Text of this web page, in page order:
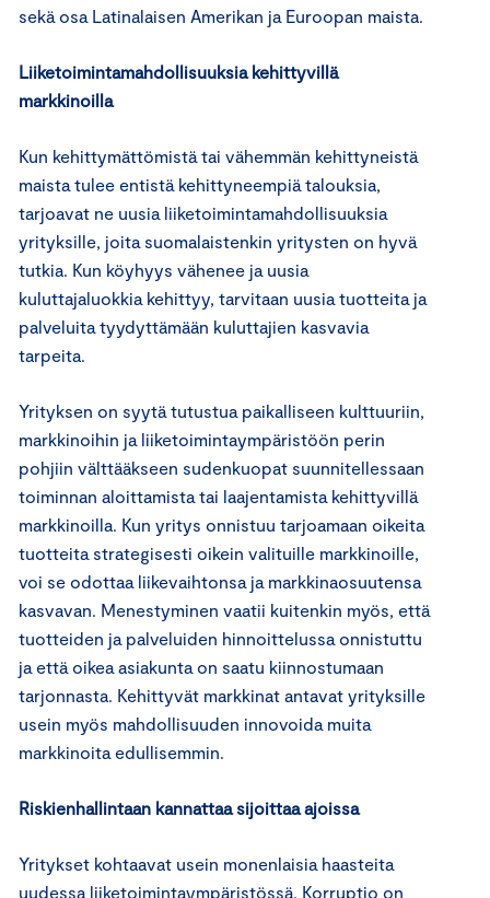
sekä osa Latinalaisen Amerikan ja Euroopan maista.
Liiketoimintamahdollisuuksia kehittyvillä
markkinoilla
Kun kehittymättömistä tai vähemmän kehittyneistä
maista tulee entistä kehittyneempiä talouksia,
tarjoavat ne uusia liiketoimintamahdollisuuksia
yrityksille, joita suomalaistenkin yritysten on hyvä
tutkia. Kun köyhyys vähenee ja uusia
kuluttajaluokkia kehittyy, tarvitaan uusia tuotteita ja
palveluita tyydyttämään kuluttajien kasvavia
tarpeita.
Yrityksen on syytä tutustua paikalliseen kulttuuriin,
markkinoihin ja liiketoimintaympäristöön perin
pohjiin välttääkseen sudenkuopat suunnitellessaan
toiminnan aloittamista tai laajentamista kehittyvillä
markkinoilla. Kun yritys onnistuu tarjoamaan oikeita
tuotteita strategisesti oikein valituille markkinoille,
voi se odottaa liikevaihtonsa ja markkinaosuutensa
kasvavan. Menestyminen vaatii kuitenkin myös, että
tuotteiden ja palveluiden hinnoittelussa onnistuttu
ja että oikea asiakunta on saatu kiinnostumaan
tarjonnasta. Kehittyvät markkinat antavat yrityksille
usein myös mahdoll­isuuden innovoida muita
markkinoita edullisemmin.
Riskienhallintaan kannattaa sijoittaa ajoissa
Yritykset kohtaavat usein monenlaisia haasteita
uudessa liiketoimintaympäristössä. Korruptio on